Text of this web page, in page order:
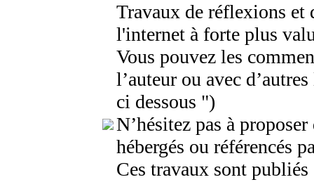
Travaux de réflexions et
l'internet à forte plus
Vous pouvez les
l’auteur ou avec
ci dessous ")
N’hésitez pas à
hébergés ou référencés
Ces travaux sont